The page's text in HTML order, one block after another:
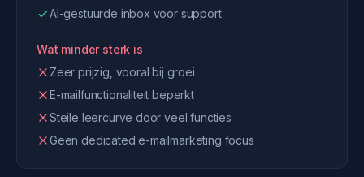
AI-gestuurde inbox voor support
Wat minder sterk is
Zeer prijzig, vooral bij groei
E-mailfunctionaliteit beperkt
Steile leercurve door veel functies
Geen dedicated e-mailmarketing focus